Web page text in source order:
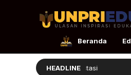
UnpriEdu
Ulasan Inspirasi Edukasi
Beranda
HEADLINE
Ellita Lulus dengan Prestasi